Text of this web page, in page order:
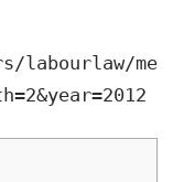
labourlaw/me